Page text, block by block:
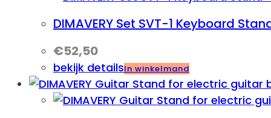
DIMAVERY Set SVT-1 Keyboard
€52,50
bekijk detailsIn winkelmand